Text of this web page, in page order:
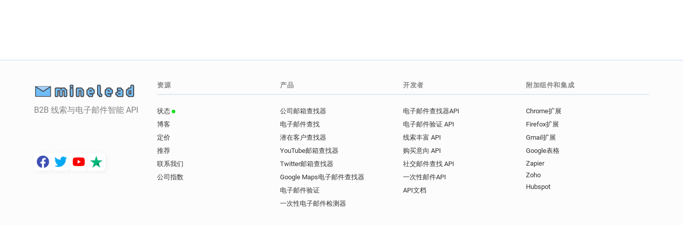
B2B 线索与电子邮件智能 API
资源
状态
博客
定价
推荐
联系我们
公司指数
产品
公司邮箱查找器
电子邮件查找
潜在客户查找器
YouTube邮箱查找器
Twitter邮箱查找器
Google Maps电子邮件查找器
电子邮件验证
一次性电子邮件检测器
开发者
电子邮件查找器API
电子邮件验证 API
线索丰富 API
购买意向 API
社交邮件查找 API
一次性邮件API
API文档
附加组件和集成
Chrome扩展
Firefox扩展
Gmail扩展
Google表格
Zapier
Zoho
Hubspot